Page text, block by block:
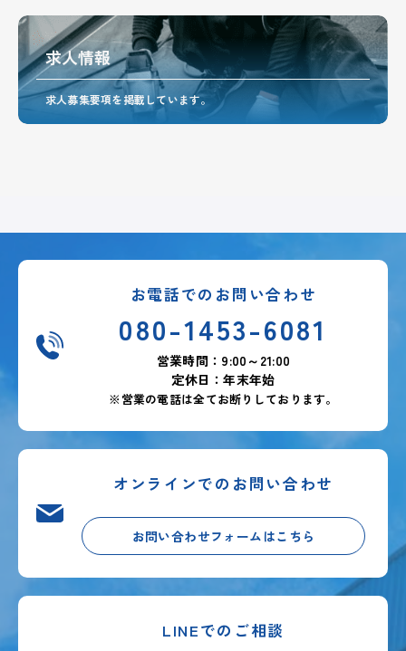
求人情報
求人募集要項を掲載しています。
お電話でのお問い合わせ
080-1453-6081
営業時間：9:00～21:00
定休日：年末年始
※営業の電話は全てお断りしております。
オンラインでのお問い合わせ
お問い合わせフォームはこちら
LINEでのご相談